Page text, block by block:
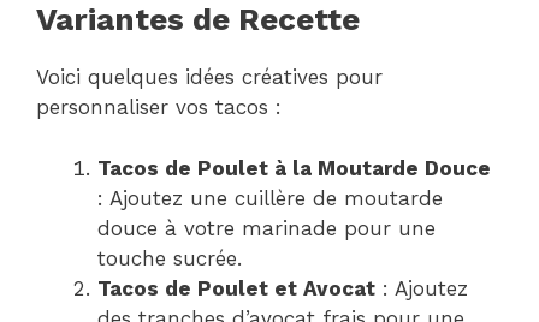
Variantes de Recette
Voici quelques idées créatives pour
personnaliser vos tacos :
Tacos de Poulet à la Moutarde Douce
: Ajoutez une cuillère de moutarde
douce à votre marinade pour une
touche sucrée.
Tacos de Poulet et Avocat : Ajoutez